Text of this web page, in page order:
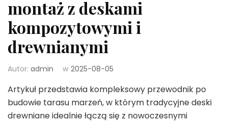
montaż z deskami
kompozytowymi i
drewnianymi
Autor: admin w 2025-08-05
Artykuł przedstawia kompleksowy przewodnik po
budowie tarasu marzeń, w którym tradycyjne deski
drewniane idealnie łączą się z nowoczesnymi